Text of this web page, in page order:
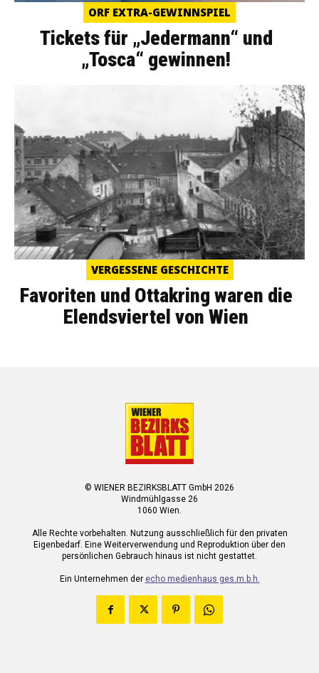
ORF EXTRA-GEWINNSPIEL
Tickets für „Jedermann“ und
„Tosca“ gewinnen!
VERGESSENE GESCHICHTE
Favoriten und Ottakring waren die
Elendsviertel von Wien
© WIENER BEZIRKSBLATT GmbH 2026
Windmühlgasse 26
1060 Wien.
Alle Rechte vorbehalten. Nutzung ausschließlich für den privaten
Eigenbedarf. Eine Weiterverwendung und Reproduktion über den
persönlichen Gebrauch hinaus ist nicht gestattet.
Ein Unternehmen der echo medienhaus ges.m.b.h.